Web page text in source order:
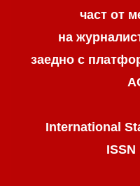
част от
на
заедно с
International
ISSN